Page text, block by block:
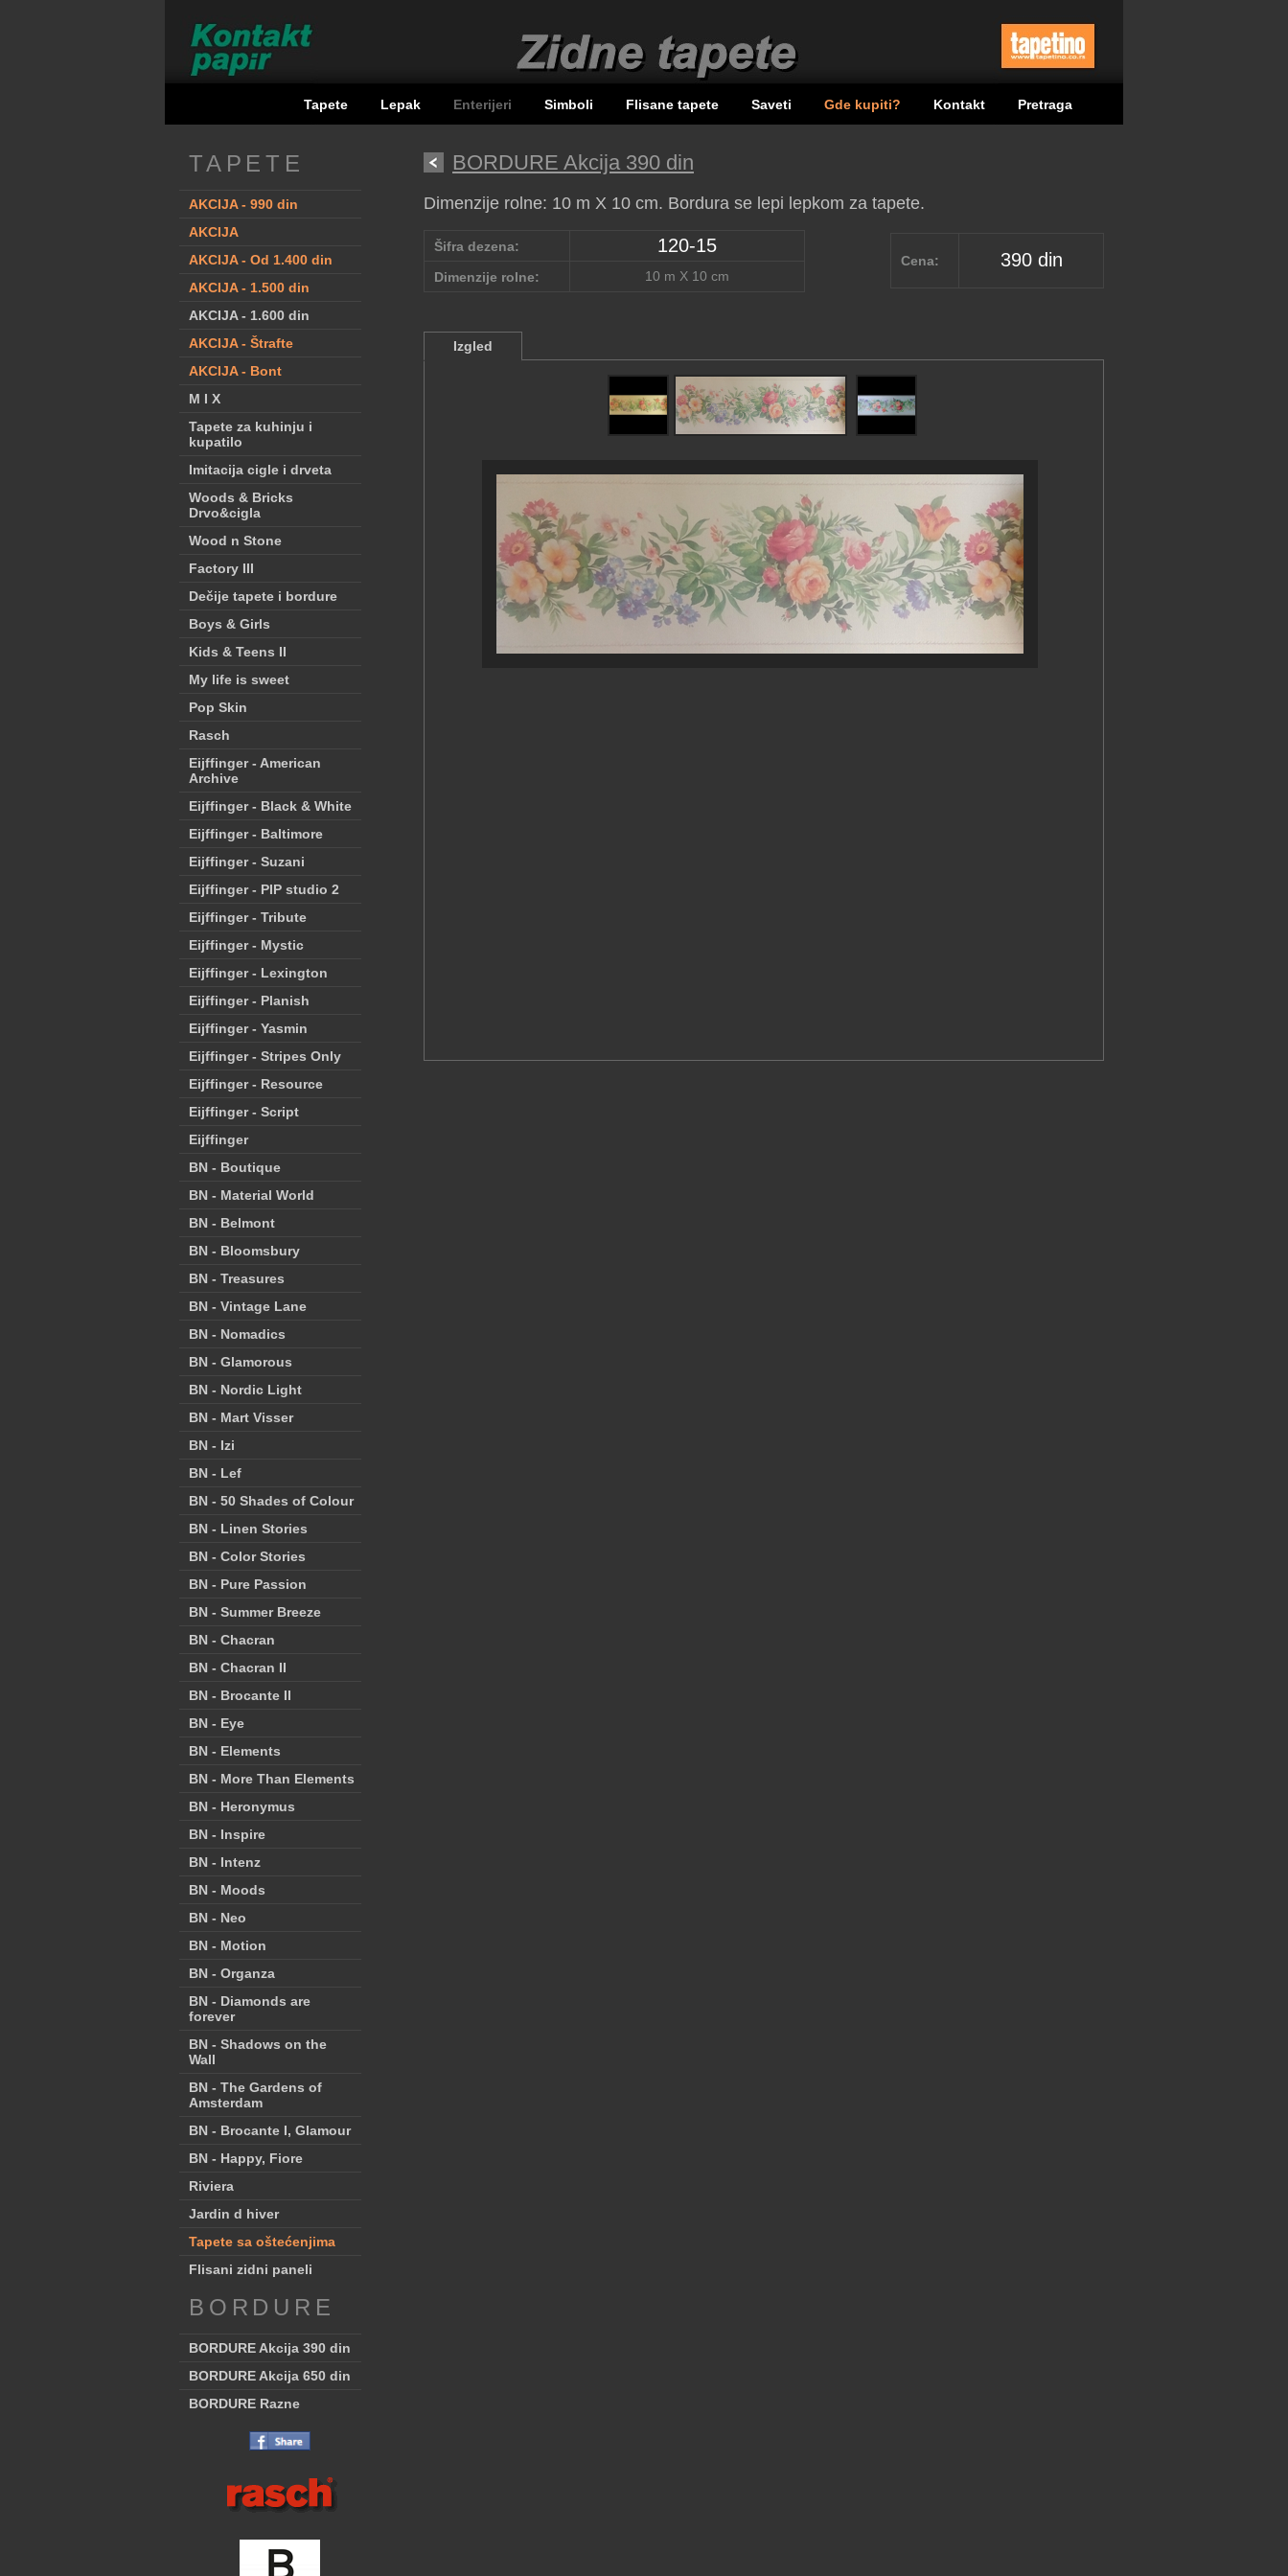
Tapete Lepak Enterijeri Simboli Flisane tapete Saveti Gde kupiti? Kontakt Pretraga
TAPETE
AKCIJA - 990 din
AKCIJA
AKCIJA - Od 1.400 din
AKCIJA - 1.500 din
AKCIJA - 1.600 din
AKCIJA - Štrafte
AKCIJA - Bont
M I X
Tapete za kuhinju i
kupatilo
Imitacija cigle i drveta
Woods & Bricks
Drvo&cigla
Wood n Stone
Factory III
Dečije tapete i bordure
Boys & Girls
Kids & Teens II
My life is sweet
Pop Skin
Rasch
Eijffinger - American
Archive
Eijffinger - Black & White
Eijffinger - Baltimore
Eijffinger - Suzani
Eijffinger - PIP studio 2
Eijffinger - Tribute
Eijffinger - Mystic
Eijffinger - Lexington
Eijffinger - Planish
Eijffinger - Yasmin
Eijffinger - Stripes Only
Eijffinger - Resource
Eijffinger - Script
Eijffinger
BN - Boutique
BN - Material World
BN - Belmont
BN - Bloomsbury
BN - Treasures
BN - Vintage Lane
BN - Nomadics
BN - Glamorous
BN - Nordic Light
BN - Mart Visser
BN - Izi
BN - Lef
BN - 50 Shades of Colour
BN - Linen Stories
BN - Color Stories
BN - Pure Passion
BN - Summer Breeze
BN - Chacran
BN - Chacran II
BN - Brocante II
BN - Eye
BN - Elements
BN - More Than Elements
BN - Heronymus
BN - Inspire
BN - Intenz
BN - Moods
BN - Neo
BN - Motion
BN - Organza
BN - Diamonds are
forever
BN - Shadows on the
Wall
BN - The Gardens of
Amsterdam
BN - Brocante I, Glamour
BN - Happy, Fiore
Riviera
Jardin d hiver
Tapete sa oštećenjima
Flisani zidni paneli
BORDURE
BORDURE Akcija 390 din
BORDURE Akcija 650 din
BORDURE Razne
BORDURE Akcija 390 din
Dimenzije rolne: 10 m X 10 cm. Bordura se lepi lepkom za tapete.
Šifra dezena: 120-15
Dimenzije rolne: 10 m X 10 cm
Cena: 390 din
Izgled